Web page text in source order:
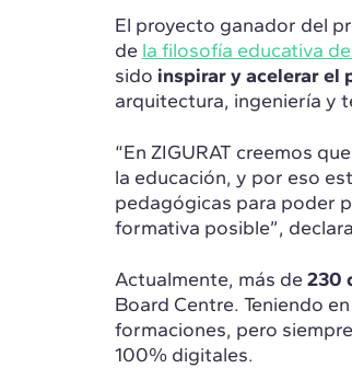
El proyecto ganador del
de la filosofía educativa de
sido inspirar y acelerar el
arquitectura, ingeniería y
“En ZIGURAT creemos
la educación, y por eso
pedagógicas para poder
formativa posible”,
Actualmente, más de 230
Board Centre. Teniendo
formaciones, pero
100% digitales.